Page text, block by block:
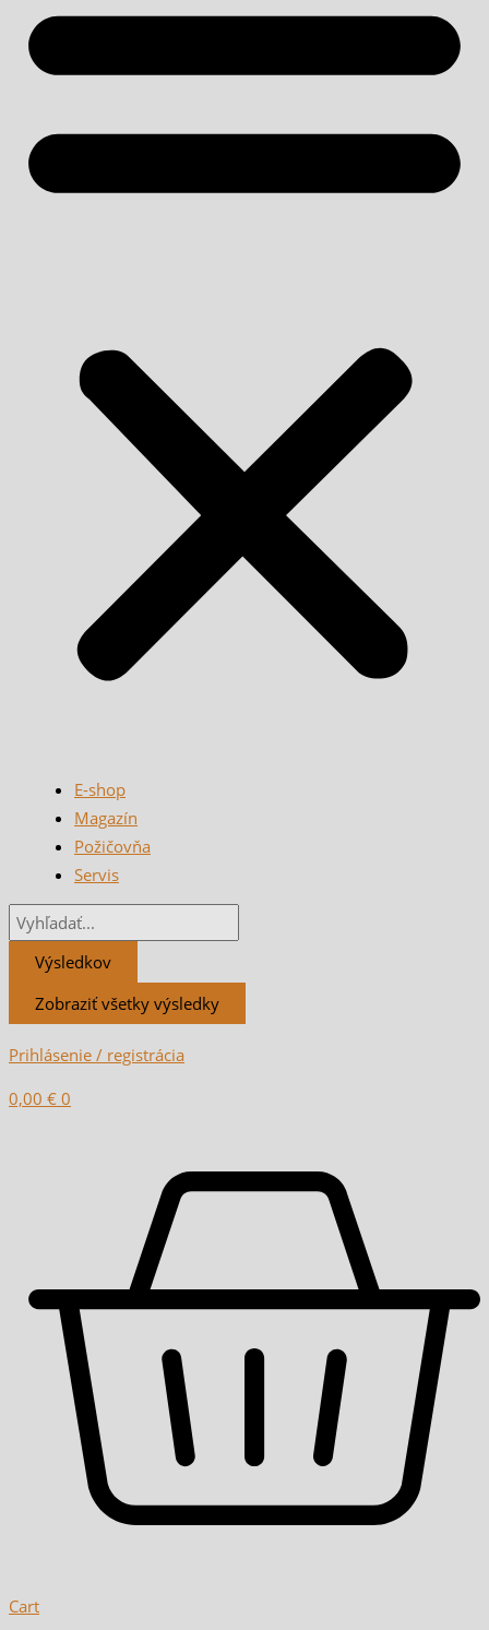
E-shop
Magazín
Požičovňa
Servis
Výsledkov
Zobraziť všetky výsledky
Prihlásenie / registrácia
0,00 € 0
Cart